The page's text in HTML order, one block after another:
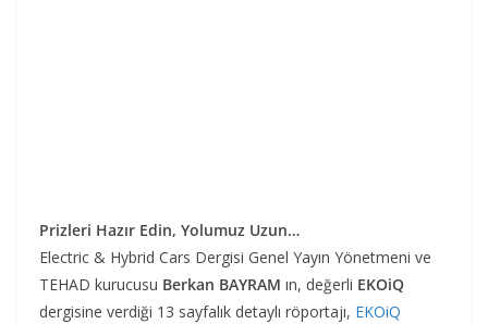
Prizleri Hazır Edin, Yolumuz Uzun…
Electric & Hybrid Cars Dergisi Genel Yayın Yönetmeni ve
TEHAD kurucusu Berkan BAYRAM ın, değerli EKOiQ
dergisine verdiği 13 sayfalık detaylı röportajı, EKOiQ